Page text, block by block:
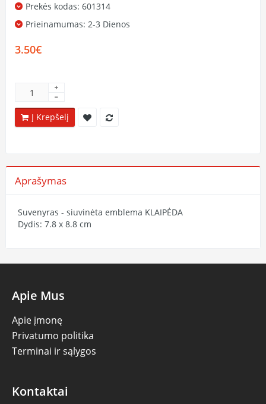
Prekės kodas: 601314
Prieinamumas: 2-3 Dienos
3.50€
Į Krepšelį
Aprašymas
Suvenyras - siuvinėta emblema KLAIPĖDA
Dydis: 7.8 x 8.8 cm
Apie Mus
Apie įmonę
Privatumo politika
Terminai ir sąlygos
Kontaktai